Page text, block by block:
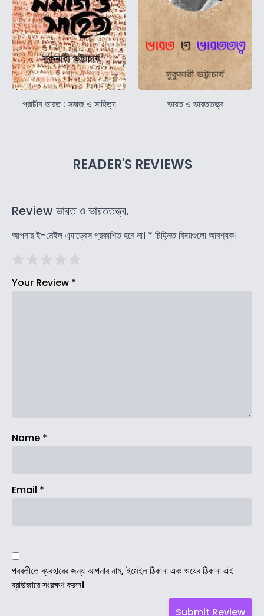
প্রাচীন ভারত : সমাজ ও সাহিত্য ভারত ও ভারততত্ত্ব
READER'S REVIEWS
Review ভারত ও ভারততত্ত্ব.
আপনার ই-মেইল এ্যাড্রেস প্রকাশিত হবে না। * চিহ্নিত বিষয়গুলো আবশ্যক।
Your Review *
Name *
Email *
পরবর্তীতে ব্যবহারের জন্য আপনার নাম, ইমেইল ঠিকানা এবং ওয়েব ঠিকানা এই
ব্রাউজারে সংরক্ষণ করুন।